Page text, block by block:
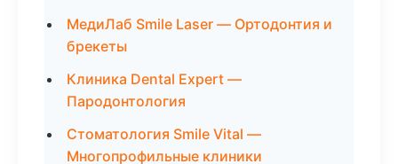
МедиЛаб Smile Laser — Ортодонтия и
брекеты
Клиника Dental Expert —
Пародонтология
Стоматология Smile Vital —
Многопрофильные клиники